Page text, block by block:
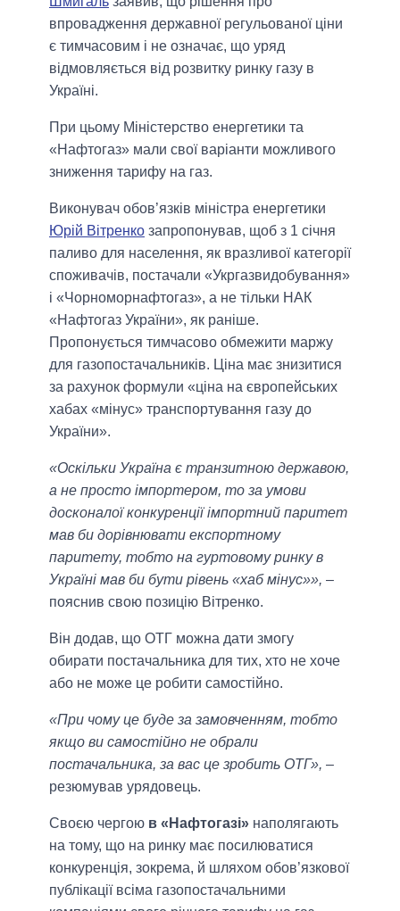
впровадження державної регульованої ціни
є тимчасовим і не означає, що уряд
відмовляється від розвитку ринку газу в
Україні.
При цьому Міністерство енергетики та
«Нафтогаз» мали свої варіанти можливого
зниження тарифу на газ.
Виконувач обов’язків міністра енергетики
Юрій Вітренко запропонував, щоб з 1 січня
паливо для населення, як вразливої категорії
споживачів, постачали «Укргазвидобування»
і «Чорноморнафтогаз», а не тільки НАК
«Нафтогаз України», як раніше.
Пропонується тимчасово обмежити маржу
для газопостачальників. Ціна має знизитися
за рахунок формули «ціна на європейських
хабах «мінус» транспортування газу до
України».
«Оскільки Україна є транзитною державою,
а не просто імпортером, то за умови
досконалої конкуренції імпортний паритет
мав би дорівнювати експортному
паритету, тобто на гуртовому ринку в
Україні мав би бути рівень «хаб мінус»», –
пояснив свою позицію Вітренко.
Він додав, що ОТГ можна дати змогу
обирати постачальника для тих, хто не хоче
або не може це робити самостійно.
«При чому це буде за замовченням, тобто
якщо ви самостійно не обрали
постачальника, за вас це зробить ОТГ», ‒
резюмував урядовець.
Своєю чергою в «Нафтогазі» наполягають
на тому, що на ринку має посилюватися
конкуренція, зокрема, й шляхом обов’язкової
публікації всіма газопостачальними